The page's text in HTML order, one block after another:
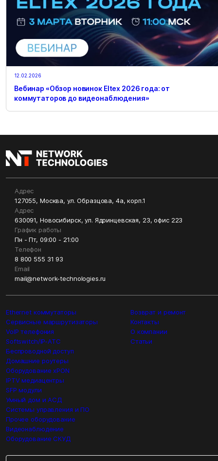
12.02.2026
Вебинар «Обзор новинок Eltex 2026 года: от
коммутаторов до видеонаблюдения»
Адрес
127055, Москва, ул. Образцова, 4а, корп.1
Адрес
630091, Новосибирск, ул. Ядринцевская, 23, офис 223
График работы
Пн - Пт, 09:00 - 21:00
Телефон
8 800 555 31 93
Email
mail@network-technologies.ru
Ethernet коммутаторы
Сервисные маршрутизаторы
VoIP телефония
Softswitch/IP-ATC
Беспроводной доступ
Домашние роутеры
Оборудование xPON
IPTV медиацентры
SFP модули
Умный дом и АСД
Системы управления и ПО
Прочее оборудование
Видеонаблюдение
Оборудование СКУД
Возврат и ремонт
Контакты
О компании
Статьи